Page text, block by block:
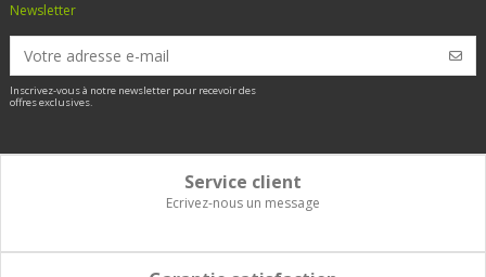
Newsletter
Inscrivez-vous à notre newsletter pour recevoir des
offres exclusives.
Service client
Ecrivez-nous un message